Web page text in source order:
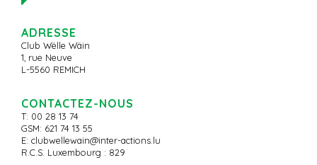
ADRESSE
Club Wëlle Wäin
1, rue Neuve
L-5560 REMICH
CONTACTEZ-NOUS
T: 00 28 13 74
GSM: 621 74 13 55
E: clubwellewain@inter-actions.lu
R.C.S. Luxembourg : 829